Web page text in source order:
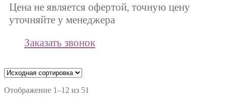
Цена не является офертой, точную цену
уточняйте у менеджера
Заказать звонок
Отображение 1–12 из 51